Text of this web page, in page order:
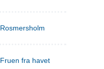
Rosmersholm
Fruen fra havet